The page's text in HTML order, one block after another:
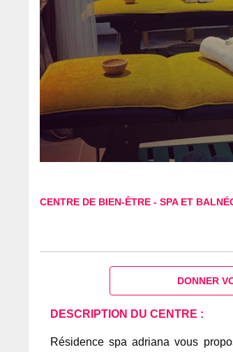
CENTRE DE BIEN-ÊTRE-SPA ET
DONNER
DESCRIPTION DU CENTRE :
Résidence spa adriana vous